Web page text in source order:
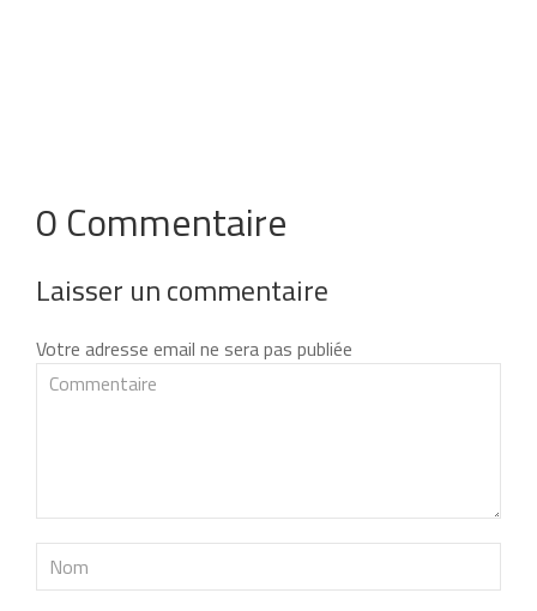
0 Commentaire
Laisser un commentaire
Votre adresse email ne sera pas publiée